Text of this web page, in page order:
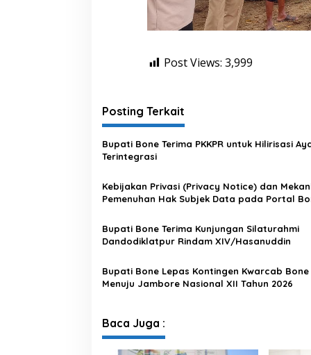
Post Views: 3,999
Posting Terkait
Bupati Bone Terima PKKPR untuk Hilirisasi
Terintegrasi
Kebijakan Privasi (Privacy Notice) dan
Pemenuhan Hak Subjek Data pada Portal
Bupati Bone Terima Kunjungan Silaturahmi
Dandodiklatpur Rindam XIV/Hasanuddin
Bupati Bone Lepas Kontingen Kwarcab Bone
Menuju Jambore Nasional XII Tahun 2026
Baca Juga :